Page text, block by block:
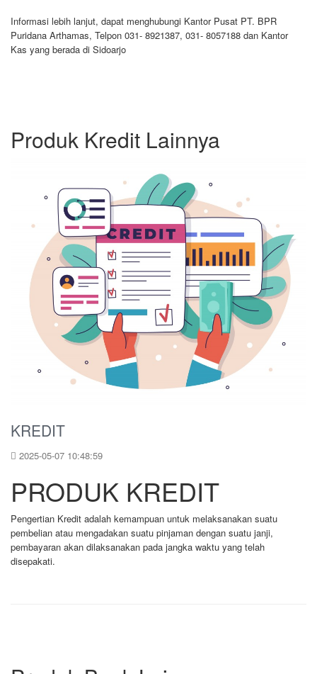
Informasi lebih lanjut, dapat menghubungi Kantor Pusat PT. BPR
Puridana Arthamas, Telpon 031- 8921387, 031- 8057188 dan Kantor
Kas yang berada di Sidoarjo
Produk Kredit Lainnya
KREDIT
2025-05-07 10:48:59
PRODUK KREDIT
Pengertian Kredit adalah kemampuan untuk melaksanakan suatu
pembelian atau mengadakan suatu pinjaman dengan suatu janji,
pembayaran akan dilaksanakan pada jangka waktu yang telah
disepakati.